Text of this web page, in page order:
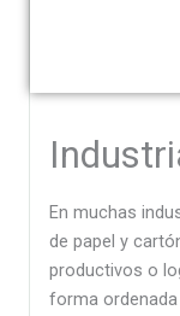
En muchas
de papel y
productivos o
forma